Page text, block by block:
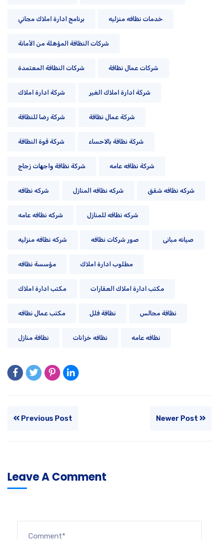
برنامج ادارة املاك مجاني خدمات نظافه منزليه
شركات النظافة المؤهلة من الأمانة
شركات النظافة المعتمدة شركات عمال نظافة
شركة ادارة املاك شركة ادارة املاك الغير
شركة رضا للنظافة شركة عمال نظافة
شركة قوة النظافة شركة نظافة بالاحساء
شركة نظافة واجهات زجاج شركة نظافه عامه
شركه نظافه شركه نظافه المنازل شركه نظافه شقق
شركه نظافه عامه شركه نظافه للمنازل
شركه نظافه منزليه صور شركات نظافه صيانه مبانى
مؤسسة نظافه مطلوب ادارة املاك
مكتب ادارة املاك مكتب ادارة املاك العقارات
مكتب عمال نظافه نظافة فلل نظافة مجالس
نظافة منازل نظافه خزانات نظافه عامه
Previous Post Newer Post
Leave A Comment